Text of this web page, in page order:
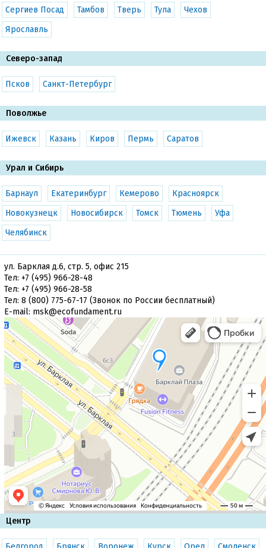
Сергиев Посад
Тамбов Тверь Тула
Чехов
Ярославль
Северо-запад
Псков Санкт-Петербург
Поволжье
Ижевск Казань Киров Пермь Саратов
Урал и Сибирь
Барнаул Екатеринбург Кемерово
Красноярск
Новокузнецк
Новосибирск Томск Тюмень
Уфа
Челябинск
ул. Барклая д.6, стр. 5, офис 215
Тел: +7 (495) 966-28-48
Тел: +7 (495) 966-28-58
Тел: 8 (800) 775-67-17 (Звонок по России бесплатный)
Е-mail: msk@ecofundament.ru
Центр